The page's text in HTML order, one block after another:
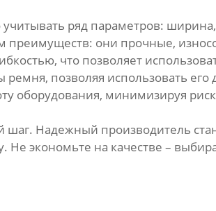
ряд параметров:
они прочные,
что позволяет
ремня, позволяя использовать
оборудования, минимизируя
шаг. Надежный производитель
экономьте на качестве –